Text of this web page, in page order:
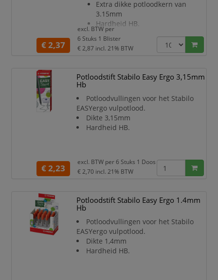
Extra dikke potloodkern van
3.15mm
Hardheid HB.
Buisje à 6 stiften.
Per stuk leverbaar.
Besteladvies doos à 15 stuks.
€ 2,37
excl. BTW per
6 Stuks 1 Blister
€ 2,87 incl. 21% BTW
Potloodstift Stabilo Easy Ergo 3,15mm
Hb
Potloodvullingen voor het Stabilo
EASYergo vulpotlood.
Dikte 3,15mm
Hardheid HB.
€ 2,23
excl. BTW per6 Stuks 1 Doos
€ 2,70 incl. 21% BTW
Potloodstift Stabilo Easy Ergo 1.4mm
Hb
Potloodvullingen voor het Stabilo
EASYergo vulpotlood.
Dikte 1,4mm
Hardheid HB.